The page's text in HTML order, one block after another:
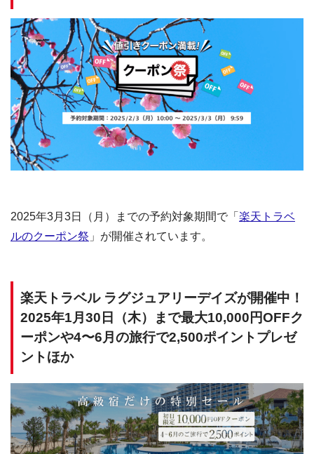
2025年3月3日（月）までの予約対象期間で「 楽天トラベ
ルのクーポン祭 」が開催されています。
楽天トラベル ラグジュアリーデイズが開催中！
2025年1月30日（木）まで最大10,000円OFFク
ーポンや4〜6月の旅行で2,500ポイントプレゼ
ントほか